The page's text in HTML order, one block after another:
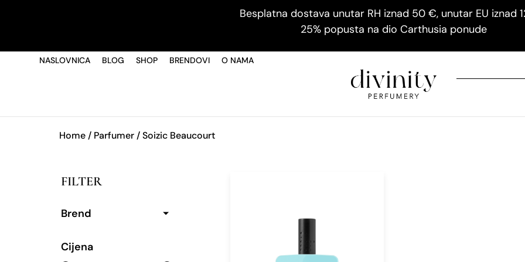
Besplatna dostava unutar RH iznad 50 €, unutar EU iznad
25% popusta na dio Carthusia ponude
NASLOVNICA BLOG SHOP BRENDOVI O NAMA
Home/ Parfumer / Soizic Beaucourt
FILTER
Brend
Cijena